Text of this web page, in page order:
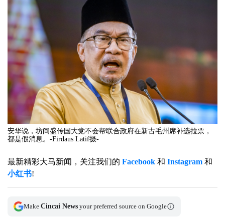
安华说，坊间盛传国大党不会帮联合政府在新古毛州席补选拉票，
都是假消息。-Firdaus Latif摄-
最新精彩大马新闻，关注我们的 Facebook 和 Instagram 和
小红书!
Make Cincai News your preferred source on Google